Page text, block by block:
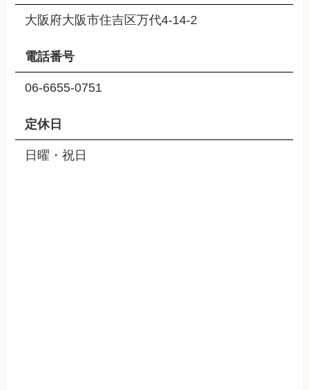
大阪府大阪市住吉区万代4-14-2
電話番号
06-6655-0751
定休日
日曜・祝日